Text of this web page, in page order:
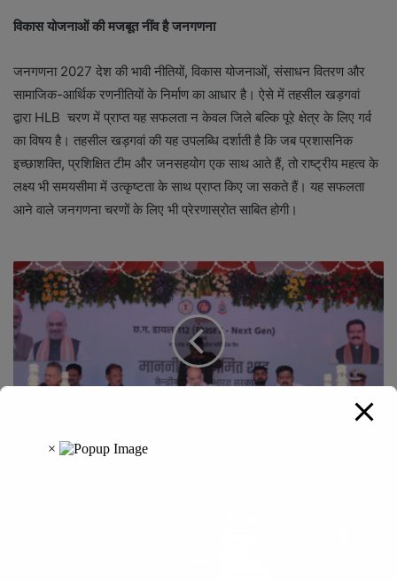
विकास योजनाओं की मजबूत नींव है जनगणना
जनगणना 2027 देश की भावी नीतियों, विकास योजनाओं, संसाधन वितरण और
सामाजिक-आर्थिक रणनीतियों के निर्माण का आधार है। ऐसे में तहसील खड़गवां
द्वारा HLB चरण में प्राप्त यह सफलता न केवल जिले बल्कि पूरे क्षेत्र के लिए गर्व
का विषय है। तहसील खड़गवां की यह उपलब्धि दर्शाती है कि जब प्रशासनिक
इच्छाशक्ति, प्रशिक्षित टीम और जनसहयोग एक साथ आते हैं, तो राष्ट्रीय महत्व के
लक्ष्य भी समयसीमा में उत्कृष्टता के साथ प्राप्त किए जा सकते हैं। यह सफलता
आने वाले जनगणना चरणों के लिए भी प्रेरणास्रोत साबित होगी।
छत्तीसगढ़ में सुरक्षा व्यवस्था को तकनीकी मजबूती : केंद्रीय गृह एवं
सहकारिता मंत्री अमित शाह ने ‘अत्याधुनिक डायल 112’ और फॉरेंसिक